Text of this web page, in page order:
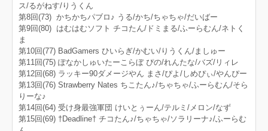
ス/るがねす/りうくん
第8回(73) かちかちパブロ♪ うる/かち/ちゃちゃ/だいばー
第9回(80) はむはむソフト チコたん/ドミまる/ふーらむん/ネトく
ま
第10回(77) BadGamers ひいらぎ/かむい/りうくん/ましゅー
第11回(75) ぽなかしゅいたーこらぼ ぴの/れんたな/バズ/リィレ
第12回(68) ラッキー90ダメージやん まさ/ぴよ/しめぴぃ/やんぴー
第13回(76) Strawberry Nates ちこたん♪/ちゃちゃ/ふーらむん/そら
りーな♪
第14回(64) 受け身最強軍団 けいとぅーん/テルミ/メロン/なず
第15回(69) †Deadline† チコたん♪/ちゃちゃ/ソラリーナ♪/ふーらむ